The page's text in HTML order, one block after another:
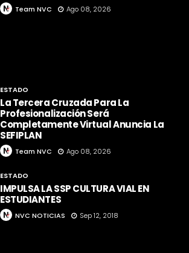
Team NVC Ago 08, 2026
ESTADO
La Tercera Cruzada Para La
Profesionalización Será
Completamente Virtual Anuncia La
SEFIPLAN
Team NVC Ago 08, 2026
ESTADO
IMPULSA LA SSP CULTURA VIAL EN
ESTUDIANTES
NVC NOTICIAS Sep 12, 2018